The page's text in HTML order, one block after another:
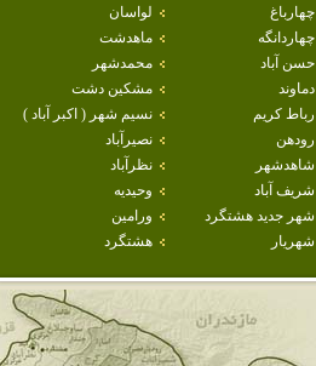
چهارباغ
لواسان
چهاردانگه
ماهدشت
حسن آباد
محمدشهر
دماوند
مشكين دشت
رباط كريم
نسيم شهر ( اكبر آباد )
رودهن
نصيرآباد
شاهدشهر
نظرآباد
شريف آباد
وحيديه
شهر جديد هشتگرد
ورامين
شهريار
هشتگرد